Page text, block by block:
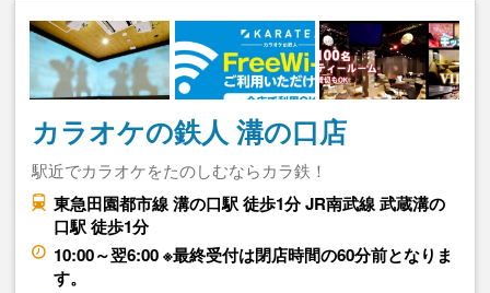
カラオケの鉄人 溝の口店
駅近でカラオケをたのしむならカラ鉄！
東急田園都市線 溝の口駅 徒歩1分 JR南武線 武蔵溝の
口駅 徒歩1分
10:00～翌6:00 ※最終受付は閉店時間の60分前となりま
す。